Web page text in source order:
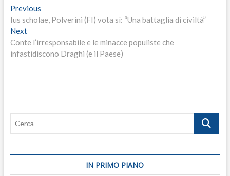
Navigazione
articoli
PreviousPrevious
post:
Ius scholae, Polverini (FI) vota sì: “Una battaglia di civiltà”
NextNext
post:
Conte l’irresponsabile e le minacce populiste che
infastidiscono Draghi (e il Paese)
Cerca
IN PRIMO PIANO